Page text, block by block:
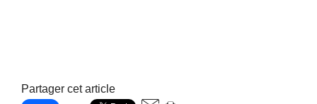
Partager cet article